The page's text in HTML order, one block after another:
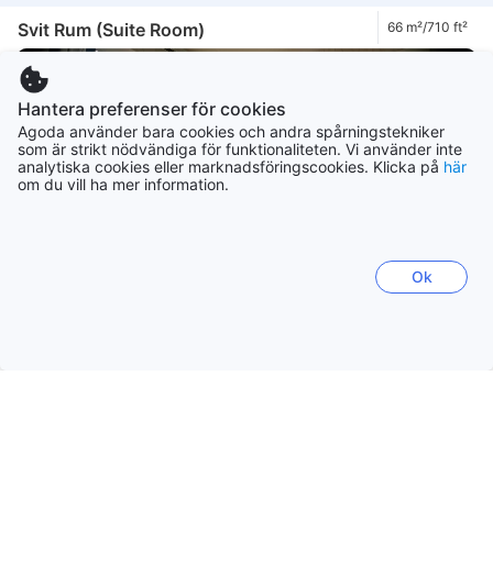
Svit Rum (Suite Room) 66 m²/710 ft²
Hantera preferenser för cookies
Agoda använder bara cookies och andra spårningstekniker
som är strikt nödvändiga för funktionaliteten. Vi använder inte
analytiska cookies eller marknadsföringscookies. Klicka på här
om du vill ha mer information.
Ok